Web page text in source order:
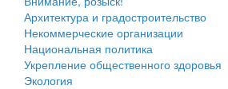
Архитектура и градостроительство
Некоммерческие организации
Национальная политика
Укрепление общественного здоровья
Экология